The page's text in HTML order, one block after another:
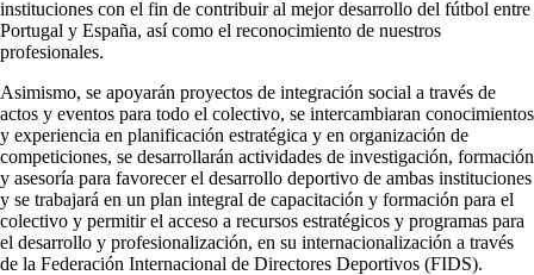
instituciones con el fin de contribuir al mejor desarrollo del fútbol entre
Portugal y España, así como el reconocimiento de nuestros
profesionales.
Asimismo, se apoyarán proyectos de integración social a través de
actos y eventos para todo el colectivo, se intercambiaran conocimientos
y experiencia en planificación estratégica y en organización de
competiciones, se desarrollarán actividades de investigación, formación
y asesoría para favorecer el desarrollo deportivo de ambas instituciones
y se trabajará en un plan integral de capacitación y formación para el
colectivo y permitir el acceso a recursos estratégicos y programas para
el desarrollo y profesionalización, en su internacionalización a través
de la Federación Internacional de Directores Deportivos (FIDS).